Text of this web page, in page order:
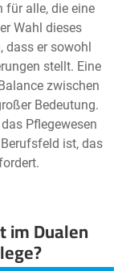
für alle, die eine
Wahl dieses
er sowohl
stellt. Eine
zwischen
Bedeutung.
Pflegewesen
ist, das
im Dualen